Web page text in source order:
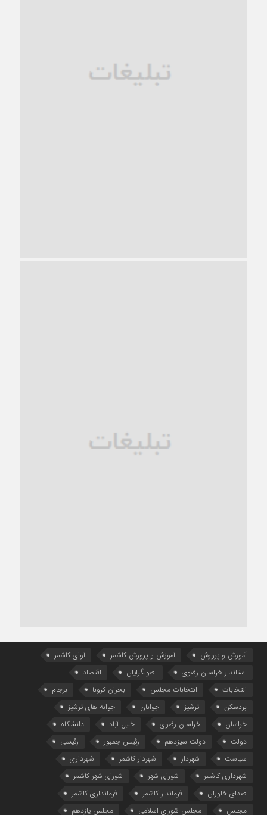
آموزش و پرورش آموزش و پرورش کاشمر
آوای کاشمر
استاندار خراسان رضوی
اصولگرایان
اقتصاد
انتخابات
انتخابات مجلس بحران کرونا
برجام
بردسکن
ترشیز جوانان
جوانه های ترشیز
خراسان
خراسان رضوی خلیل آباد
دانشگاه
دولت
دولت سیزدهم رئیس جمهور
رئیسی
سیاست
شهردار شهردار کاشمر
شهرداری
شهرداری کاشمر
شورای شهر
شورای شهر کاشمر
صدای خاوران
فرماندار کاشمر
فرمانداری کاشمر
مجلس
مجلس شورای اسلامی مجلس یازدهم